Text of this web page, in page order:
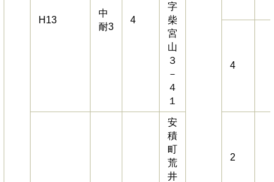
H13
中
耐3
4
字
柴
宮
山
３
－
４
１
4
安
積
町
荒
井
2